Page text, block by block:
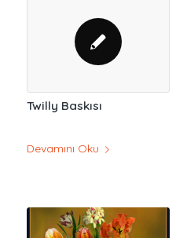
Twilly Baskısı
Devamını Oku